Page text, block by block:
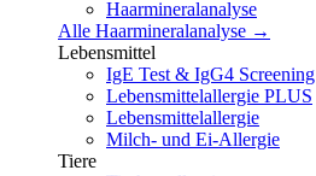
Haarmineralanalyse
Alle Haarmineralanalyse →
Lebensmittel
IgE Test & IgG4 Screening
Lebensmittelallergie PLUS
Lebensmittelallergie
Milch- und Ei-Allergie
Tiere